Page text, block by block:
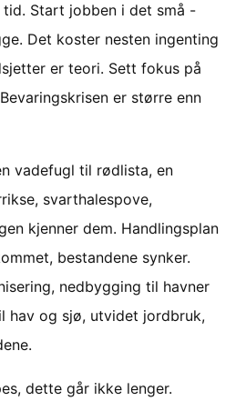
Start jobben i det små -
Det koster nesten ingenting
er teori. Sett fokus på
er større enn
vadefugl til rødlista, en
svarthalespove,
kjenner dem. Handlingsplan
bestandene synker.
nedbygging til havner
hav og sjø, utvidet jordbruk,
dette går ikke lenger.